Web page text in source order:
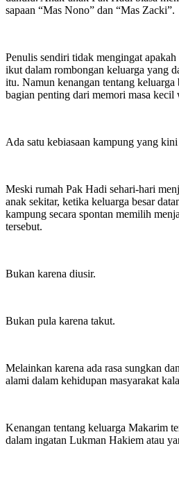
sapaan “Mas Nono” dan “Mas Zacki”.
Penulis sendiri tidak mengingat
ikut dalam rombongan keluarga yang
itu. Namun kenangan tentang
bagian penting dari memori masa kecil
Ada satu kebiasaan kampung yang
Meski rumah Pak Hadi sehari-hari
anak sekitar, ketika keluarga besar
kampung secara spontan memilih
tersebut.
Bukan karena diusir.
Bukan pula karena takut.
Melainkan karena ada rasa sungkan
alami dalam kehidupan masyarakat
Kenangan tentang keluarga Makarim
dalam ingatan Lukman Hakiem atau